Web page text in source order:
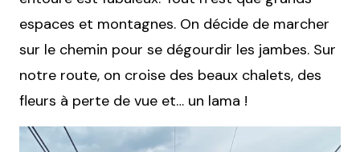
espaces et montagnes. On décide de marcher
sur le chemin pour se dégourdir les jambes. Sur
notre route, on croise des beaux chalets, des
fleurs à perte de vue et… un lama !